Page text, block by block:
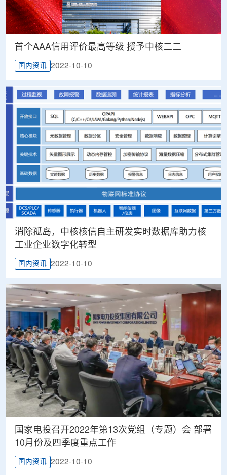
首个AAA信用评价最高等级 授予中核二二
国内资讯 2022-10-10
消除孤岛，中核核信自主研发实时数据库助力核
工业企业数字化转型
国内资讯 2022-10-10
国家电投召开2022年第13次党组（专题）会 部署
10月份及四季度重点工作
国内资讯 2022-10-10